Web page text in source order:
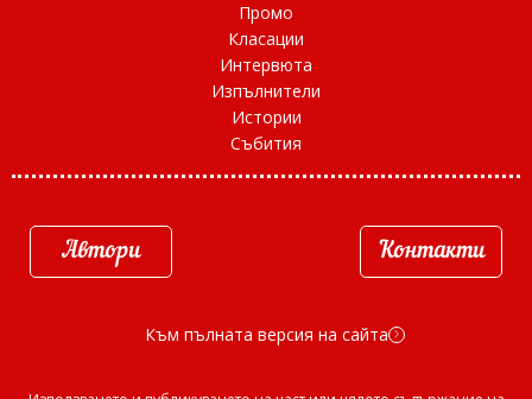
Промо
Класации
Интервюта
Изпълнители
Истории
Събития
Автори Контакти
Към пълната версия на сайта d